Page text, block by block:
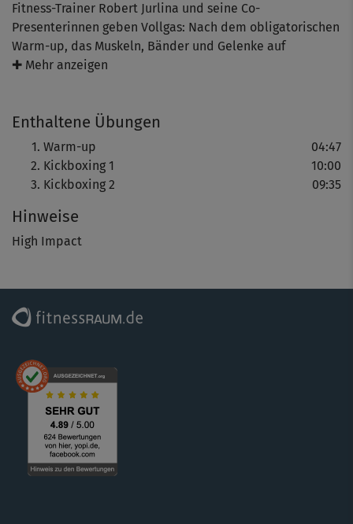
Fitness-Trainer Robert Jurlina und seine Co-
Presenterinnen geben Vollgas: Nach dem obligatorischen
Warm-up, das Muskeln, Bänder und Gelenke auf
Betriebstemperatur bringt, geht’s mittenrein ins Kickbox-
deinen inneren Schweinehund. Denn dieses High-Impact-
Workout ist anstrengend und schweißtreibend - bringt
aber auch richtig was.
Deine Ausdauer und Koordination werden verbessert, du
verbrennst jede Menge Kalorien und tust etwas fürs Herz-
Kreislauf-System. Weil alle Bewegungen möglichst
präzise und mit viel Körperspannung ausgeführt werden,
Da die Erklärungen in diesem Workout eher knapp
ausfallen, empfehlen wir Anfängern, die sich noch nicht
Einführung zu Kick & Punch oder den Grundkurs aus dem
Aerokick-Workout (beides über die Kurs-Suche -> andere
-> Kicks & Punches zu finden).
✚ Mehr anzeigen
Enthaltene Übungen
Warm-up
04:47
Kickboxing 1
10:00
Kickboxing 2
09:35
Hinweise
High Impact